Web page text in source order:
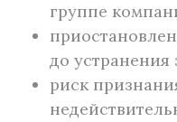
группе
до устранения
риск